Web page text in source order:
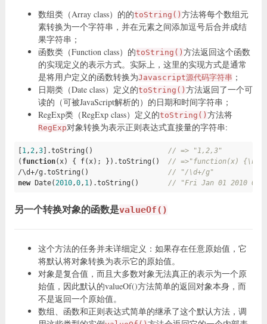
数组类（Array class）的的toString() 方法将每个数组元
素转换为一个字符串，并在元素之间添加逗号后合并成结
果字符串；
函数类（Function class）的toString() 方法返回这个函数
的实现定义的表示方式。实际上，这里的实现方式是通常
是将用户定义的函数转换为Javascript源代码字符串 ；
日期类（Date class）定义的toString() 方法返回了一个可
读的（可被JavaScript解析的）的日期和时间字符串；
RegExp类（RegExp class）定义的toString() 方法将
RegExp对象转换为表示正则表达式直接量的字符串:
1,2,3].toString() // => "1,2,3"
( function(x) { f(x); }).toString() // =>"function(x) {\n
/\d+/g.toString() // "/\d+/g"
new Date(2010,0, 1).toString() // "Fri Jan 01 2010
另一个转换对象的函数是valueOf()
这个方法的任务并未详细定义：如果存在任意原始值，它
将默认将对象转换为表示它的原始值。
对象是复合值，而且大多数对象无法真正的表示为一个原
始值，因此默认的valueOf()方法简单的返回对象本身，而
不是返回一个原始值。
数组、函数和正则表达式简单的继承了这个默认方法，调